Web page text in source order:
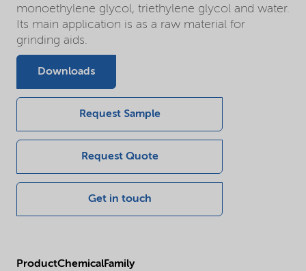
monoethylene glycol, triethylene glycol and water.
Its main application is as a raw material for
grinding aids.
Downloads
Request Sample
Request Quote
Get in touch
ProductChemicalFamily